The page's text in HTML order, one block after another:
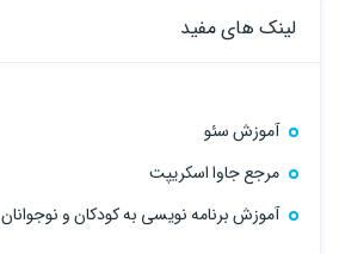
لینک های مفید
آموزش سئو
مرجع جاوا اسکریپت
آموزش برنامه نویسی به کودکان و نوجوانان